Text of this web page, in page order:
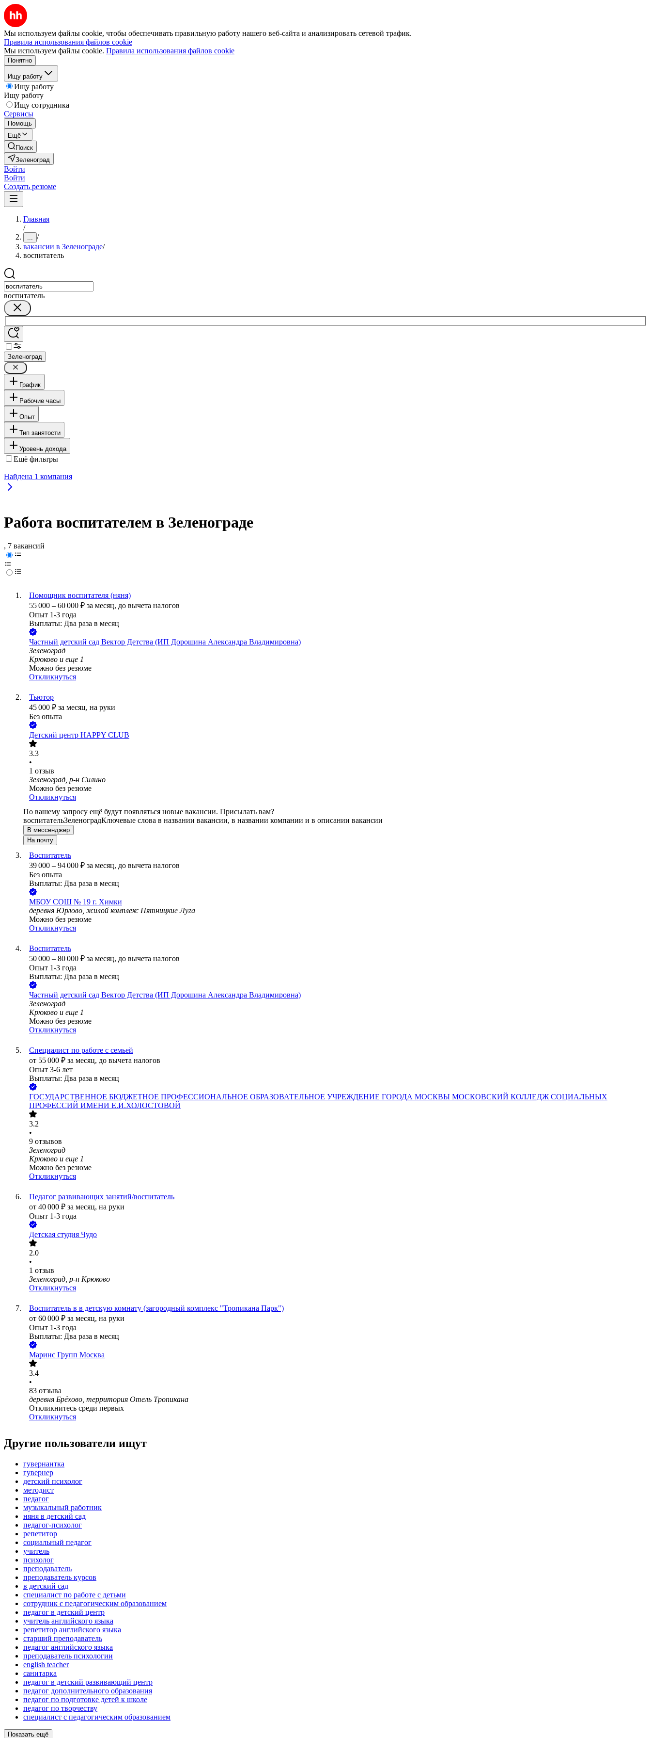
Мы используем файлы cookie, чтобы обеспечивать правильную работу нашего веб-сайта и анализировать сетевой трафик.
Правила использования файлов cookie
Мы используем файлы cookie. Правила использования файлов cookie
Понятно
Ищу работу
Ищу работу
Ищу работу
Ищу сотрудника
Сервисы
Помощь
Ещё
Поиск
Зеленоград
Войти
Войти
Создать резюме
Главная
/
... /
вакансии в Зеленограде/
воспитатель
воспитатель
Зеленоград
График
Рабочие часы
Опыт
Тип занятости
Уровень дохода
Ещё фильтры
Найдена 1 компания
Работа воспитателем в Зеленограде
, 7 вакансий
Помощник воспитателя (няня)
55 000 – 60 000 ₽ за месяц, до вычета налогов
Опыт 1-3 года
Выплаты: Два раза в месяц
Частный детский сад Вектор Детства (ИП Дорошина Александра Владимировна)
Зеленоград
Крюково и еще 1
Можно без резюме
Откликнуться
Тьютор
45 000 ₽ за месяц, на руки
Без опыта
Детский центр HAPPY CLUB
3.3
•
1 отзыв
Зеленоград, р-н Силино
Можно без резюме
Откликнуться
По вашему запросу ещё будут появляться новые вакансии. Присылать вам?
воспитательЗеленоградКлючевые слова в названии вакансии, в названии компании и в описании вакансии
В мессенджер
На почту
Воспитатель
39 000 – 94 000 ₽ за месяц, до вычета налогов
Без опыта
Выплаты: Два раза в месяц
МБОУ СОШ № 19 г. Химки
деревня Юрлово, жилой комплекс Пятницкие Луга
Можно без резюме
Откликнуться
Воспитатель
50 000 – 80 000 ₽ за месяц, до вычета налогов
Опыт 1-3 года
Выплаты: Два раза в месяц
Частный детский сад Вектор Детства (ИП Дорошина Александра Владимировна)
Зеленоград
Крюково и еще 1
Можно без резюме
Откликнуться
Специалист по работе с семьей
от 55 000 ₽ за месяц, до вычета налогов
Опыт 3-6 лет
Выплаты: Два раза в месяц
ГОСУДАРСТВЕННОЕ БЮДЖЕТНОЕ ПРОФЕССИОНАЛЬНОЕ ОБРАЗОВАТЕЛЬНОЕ УЧРЕЖДЕНИЕ ГОРОДА МОСКВЫ МОСКОВСКИЙ КОЛЛЕДЖ СОЦИАЛЬНЫХ
ПРОФЕССИЙ ИМЕНИ Е.И.ХОЛОСТОВОЙ
3.2
•
9 отзывов
Зеленоград
Крюково и еще 1
Можно без резюме
Откликнуться
Педагог развивающих занятий/воспитатель
от 40 000 ₽ за месяц, на руки
Опыт 1-3 года
Детская студия Чудо
2.0
•
1 отзыв
Зеленоград, р-н Крюково
Откликнуться
Воспитатель в в детскую комнату (загородный комплекс "Тропикана Парк")
от 60 000 ₽ за месяц, на руки
Опыт 1-3 года
Выплаты: Два раза в месяц
Маринс Групп Москва
3.4
•
83 отзыва
деревня Брёхово, территория Отель Тропикана
Откликнитесь среди первых
Откликнуться
Другие пользователи ищут
гувернантка
гувернер
детский психолог
методист
педагог
музыкальный работник
няня в детский сад
педагог-психолог
репетитор
социальный педагог
учитель
психолог
преподаватель
преподаватель курсов
в детский сад
специалист по работе с детьми
сотрудник с педагогическим образованием
педагог в детский центр
учитель английского языка
репетитор английского языка
старший преподаватель
педагог английского языка
преподаватель психологии
english teacher
санитарка
педагог в детский развивающий центр
педагог дополнительного образования
педагог по подготовке детей к школе
педагог по творчеству
специалист с педагогическим образованием
Показать ещё